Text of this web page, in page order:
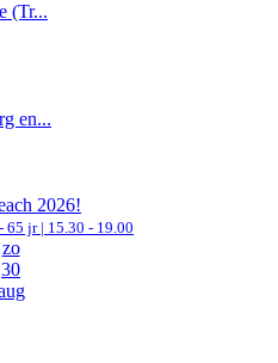
(Tr...
en...
2026!
65 jr | 15.30 - 19.00
zo
30